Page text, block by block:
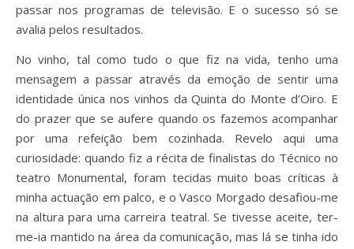
passar nos programas de televisão. E o sucesso só se
avalia pelos resultados.
No vinho, tal como tudo o que fiz na vida, tenho uma
mensagem a passar através da emoção de sentir uma
identidade única nos vinhos da Quinta do Monte d’Oiro. E
do prazer que se aufere quando os fazemos acompanhar
por uma refeição bem cozinhada. Revelo aqui uma
curiosidade: quando fiz a récita de finalistas do Técnico no
teatro Monumental, foram tecidas muito boas críticas à
minha actuação em palco, e o Vasco Morgado desafiou-me
na altura para uma carreira teatral. Se tivesse aceite, ter-
me-ia mantido na área da comunicação, mas lá se tinha ido